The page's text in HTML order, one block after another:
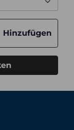
Hinzufügen